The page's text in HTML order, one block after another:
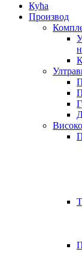
Кућа
Производ